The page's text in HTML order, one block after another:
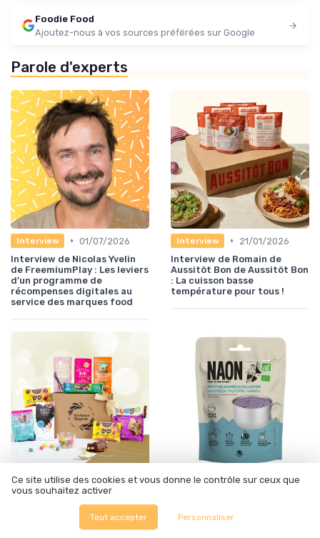
Foodie Food
Ajoutez-nous à vos sources préférées sur Google
Parole d'experts
Interview • 01/07/2026
Interview de Nicolas Yvelin
de FreemiumPlay : Les leviers
d’un programme de
récompenses digitales au
service des marques food
Interview •
21/01/2026
Interview de Romain de
Aussitôt Bon de Aussitôt Bon
: La cuisson basse
température pour tous !
Interview • 12/06/2025
Première entreprise
française de coffrets
Interview • 12/06/2025
produits pour les
Ce site utilise des cookies et vous donne le contrôle sur ceux que
vous souhaitez activer
Tout accepter Personnaliser